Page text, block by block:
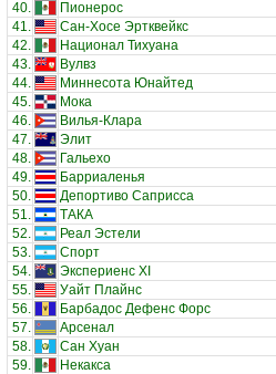
40.
Пионерос
41.
Сан-Хосе Эртквейкс
42.
Национал Тихуана
43.
Вулвз
44.
Миннесота Юнайтед
45.
Мока
46.
Вилья-Клара
47.
Элит
48.
Гальехо
49.
Барриаленья
50.
Депортиво Саприсса
51.
ТАКА
52.
Реал Эстели
53.
Спорт
54.
Экспериенс XI
55.
Уайт Плайнс
56.
Барбадос Дефенс Форс
57.
Арсенал
58.
Сан Хуан
59.
Некакса